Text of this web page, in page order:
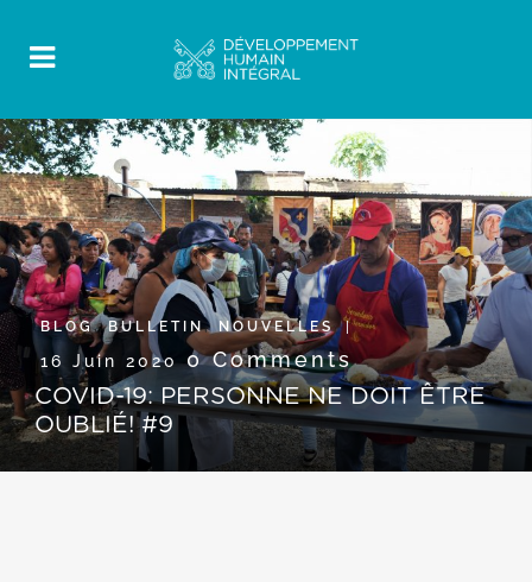
BLOG,BULLETIN,NOUVELLES
16 Juin 20200 Comments
COVID-19: PERSONNE NE DOIT ÊTRE
OUBLIÉ! #9